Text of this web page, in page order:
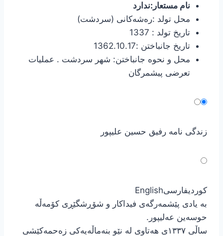
نام مستعار:ندارد
محل تولد :ره‌شه‌كانی (سردشت)
تاریخ تولد : 1337
تاریخ جانباختن :1362.10.17
محل و نحوه جانباختن: شهر سردشت . عملیات
تعرضی پیشمرگان
زندگی نامه رفیق حسین علیپور
کوردیفارسیEnglish
بە یادی پێشمەرگەی فیداکار و شۆڕشگێڕی کۆمەڵە
حوسەین عەلیپور.
ساڵی ١٣٣٧ی هەتاوی لە نێو بنەماڵەیەکی زەحمەکێشی